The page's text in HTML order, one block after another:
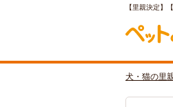
【里親決定】
犬・猫の里